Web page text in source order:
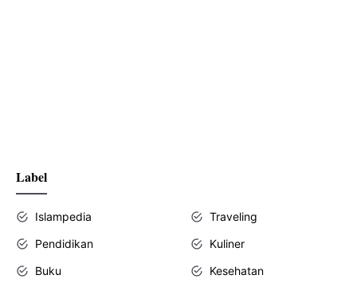
Label
Islampedia
Traveling
Pendidikan
Kuliner
Buku
Kesehatan